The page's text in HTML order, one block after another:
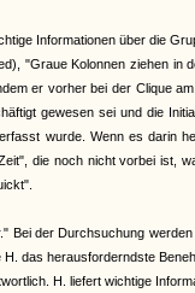
Informationen über die
"Graue Kolonnen ziehen
er vorher bei der Clique
gewesen sei und die
wurde. Wenn es darin
die noch nicht vorbei ist,
der Durchsuchung
das herausforderndste
H. liefert wichtige